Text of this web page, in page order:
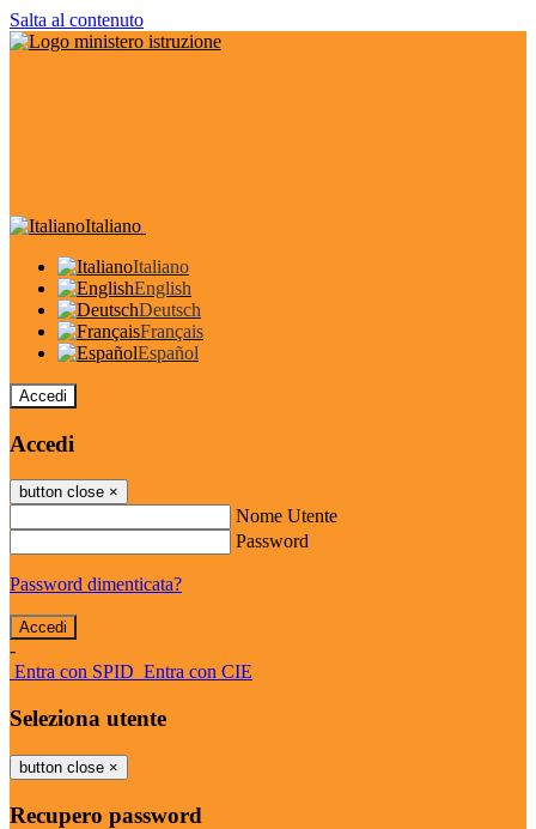
Salta al contenuto
Italiano
Italiano
English
Deutsch
Français
Español
Accedi
Accedi
button close ×
Nome Utente
Password
Password dimenticata?
-
Entra con SPID Entra con CIE
Seleziona utente
button close ×
Recupero password